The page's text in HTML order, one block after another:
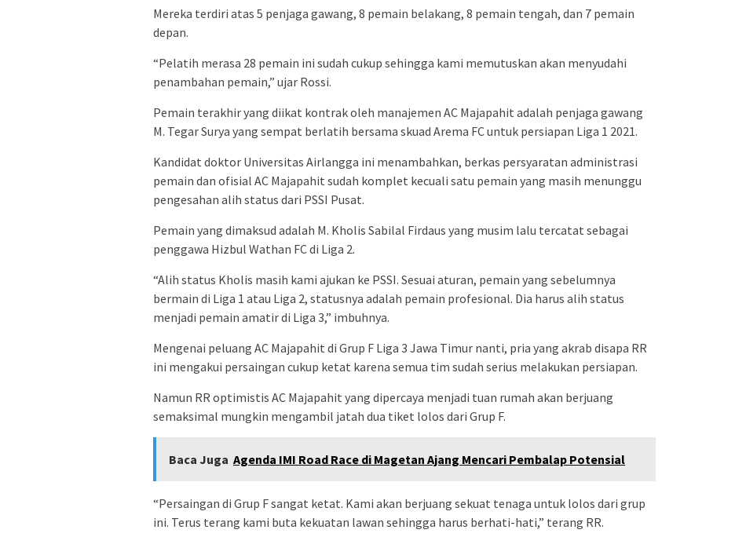
Mereka terdiri atas 5 penjaga gawang, 8 pemain belakang, 8 pemain tengah, dan 7 pemain
depan.
“Pelatih merasa 28 pemain ini sudah cukup sehingga kami memutuskan akan menyudahi
penambahan pemain,” ujar Rossi.
Pemain terakhir yang diikat kontrak oleh manajemen AC Majapahit adalah penjaga gawang
M. Tegar Surya yang sempat berlatih bersama skuad Arema FC untuk persiapan Liga 1 2021.
Kandidat doktor Universitas Airlangga ini menambahkan, berkas persyaratan administrasi
pemain dan ofisial AC Majapahit sudah komplet kecuali satu pemain yang masih menunggu
pengesahan alih status dari PSSI Pusat.
Pemain yang dimaksud adalah M. Kholis Sabilal Firdaus yang musim lalu tercatat sebagai
penggawa Hizbul Wathan FC di Liga 2.
“Alih status Kholis masih kami ajukan ke PSSI. Sesuai aturan, pemain yang sebelumnya
bermain di Liga 1 atau Liga 2, statusnya adalah pemain profesional. Dia harus alih status
menjadi pemain amatir di Liga 3,” imbuhnya.
Mengenai peluang AC Majapahit di Grup F Liga 3 Jawa Timur nanti, pria yang akrab disapa RR
ini mengakui persaingan cukup ketat karena semua tim sudah serius melakukan persiapan.
Namun RR optimistis AC Majapahit yang dipercaya menjadi tuan rumah akan berjuang
semaksimal mungkin mengambil jatah dua tiket lolos dari Grup F.
Baca Juga Agenda IMI Road Race di Magetan Ajang Mencari Pembalap Potensial
“Persaingan di Grup F sangat ketat. Kami akan berjuang sekuat tenaga untuk lolos dari grup
ini. Terus terang kami buta kekuatan lawan sehingga harus berhati-hati,” terang RR.